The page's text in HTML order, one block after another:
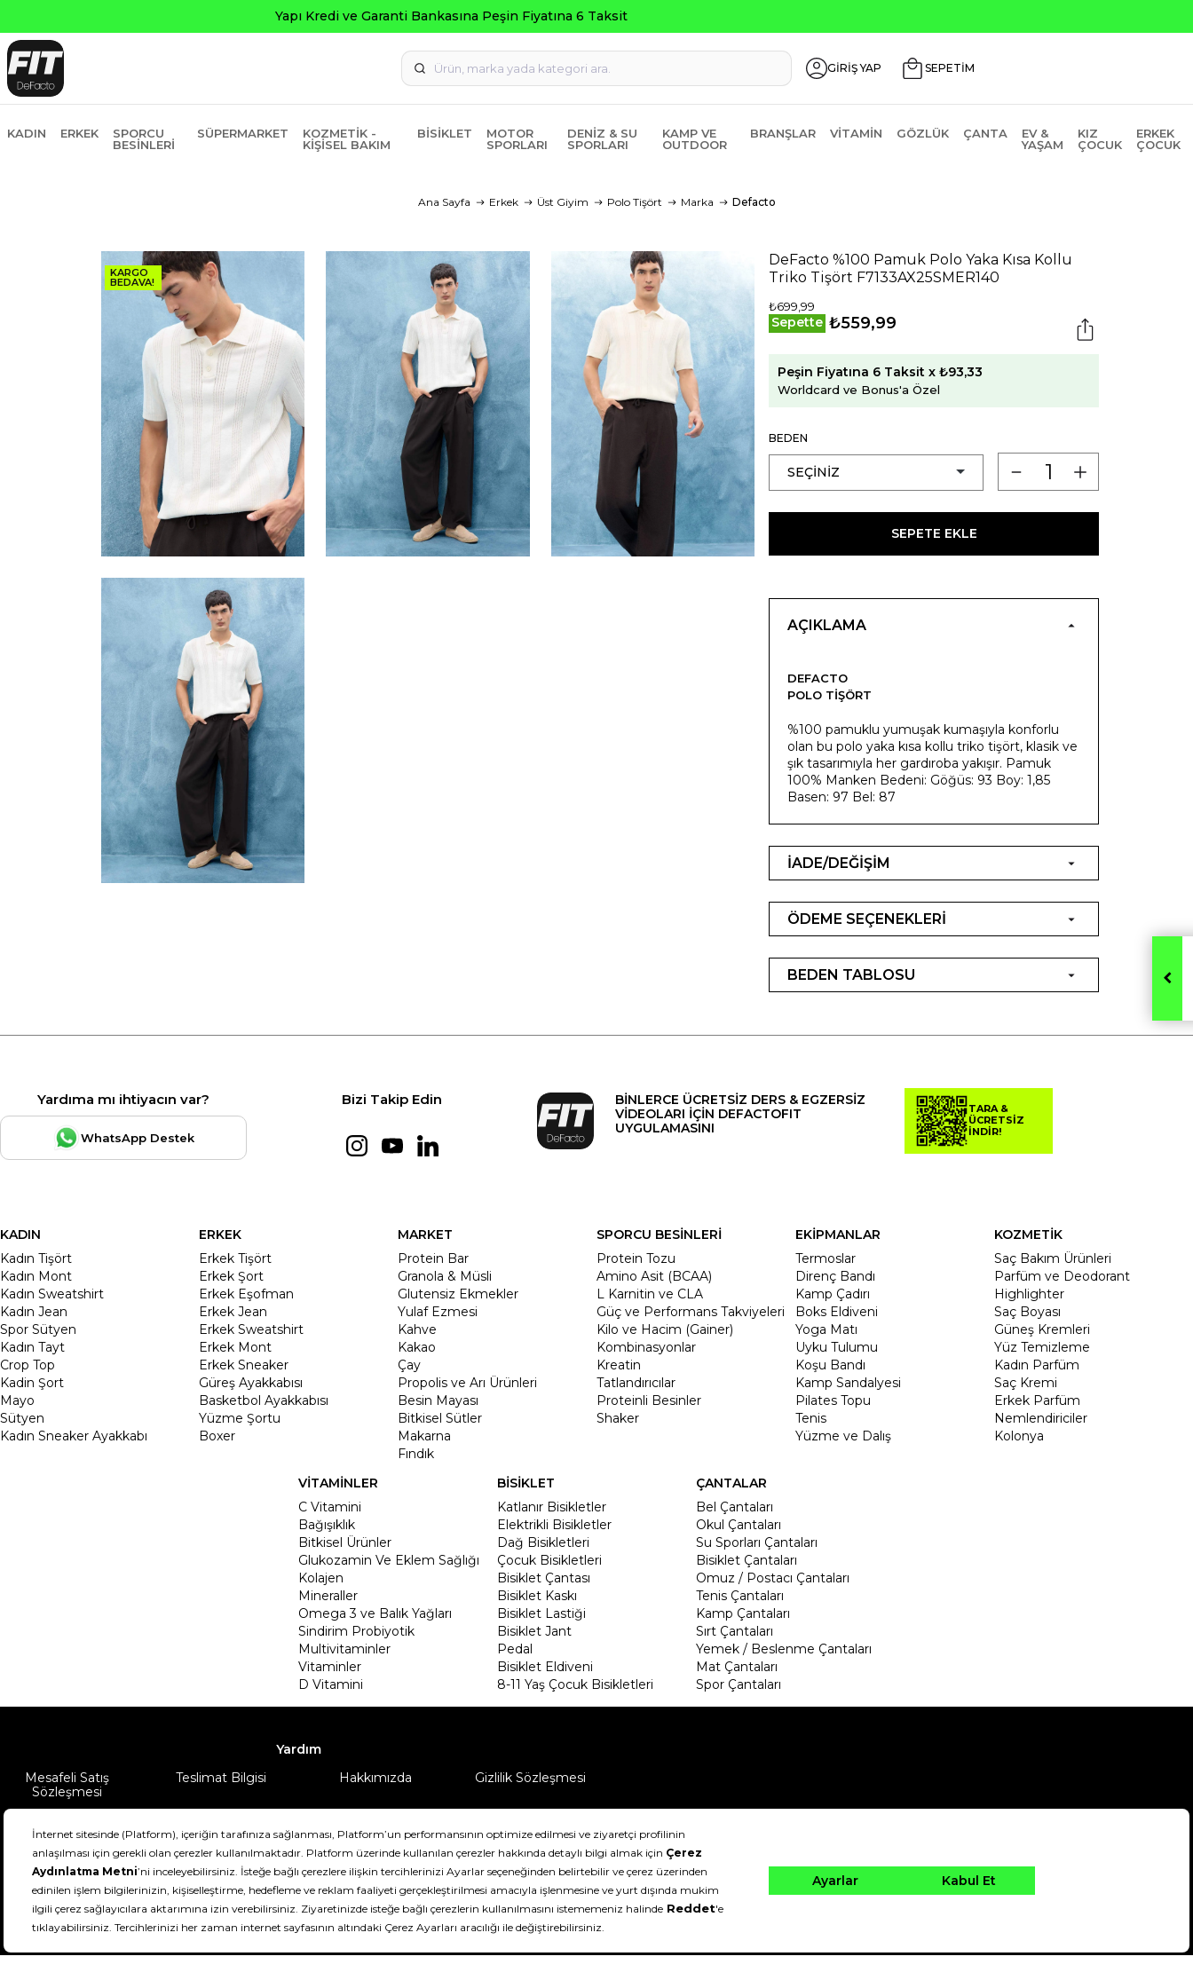
Seçili Ürünlerde ₺2000 Üzeri ₺200 İndirim Kodu: AGUSTOS200
GİRİŞ YAP SEPETİM
KADIN ERKEK
SPORCU
BESINLERI
SÜPERMARKET
KOZMETIK -
KIŞISEL BAKIM
BISIKLET
MOTOR
SPORLARI
DENIZ & SU
SPORLARI
KAMP VE
OUTDOOR
BRANŞLAR VITAMIN GÖZLÜK ÇANTA
EV &
YAŞAM
KIZ
ÇOCUK
ERKEK
ÇOCUK
Ana Sayfa Erkek Üst Giyim Polo Tişört Marka Defacto
KARGO
BEDAVA!
DeFacto %100 Pamuk Polo Yaka Kısa Kollu
Triko Tişört F7133AX25SMER140
₺699,99
Sepette ₺559,99
Peşin Fiyatına 6 Taksit x ₺93,33
Worldcard ve Bonus'a Özel
BEDEN
SEPETE EKLE
AÇIKLAMA
DEFACTO
POLO TIŞÖRT
%100 pamuklu yumuşak kumaşıyla konforlu
olan bu polo yaka kısa kollu triko tişört, klasik ve
şık tasarımıyla her gardıroba yakışır. Pamuk
100% Manken Bedeni: Göğüs: 93 Boy: 1,85
Basen: 97 Bel: 87
İADE/DEĞİŞİM
ÖDEME SEÇENEKLERİ
BEDEN TABLOSU
Yardıma mı ihtiyacın var?
WhatsApp Destek
Bizi Takip Edin
BİNLERCE ÜCRETSİZ DERS & EGZERSİZ
VİDEOLARI İÇİN DEFACTOFIT
UYGULAMASINI
TARA &
ÜCRETSİZ
İNDİR!
KADIN
Kadın Tişört
Kadın Mont
Kadın Sweatshirt
Kadın Jean
Spor Sütyen
Kadın Tayt
Crop Top
Kadin Şort
Mayo
Sütyen
Kadın Sneaker Ayakkabı
ERKEK
Erkek Tişört
Erkek Şort
Erkek Eşofman
Erkek Jean
Erkek Sweatshirt
Erkek Mont
Erkek Sneaker
Güreş Ayakkabısı
Basketbol Ayakkabısı
Yüzme Şortu
Boxer
MARKET
Protein Bar
Granola & Müsli
Glutensiz Ekmekler
Yulaf Ezmesi
Kahve
Kakao
Çay
Propolis ve Arı Ürünleri
Besin Mayası
Bitkisel Sütler
Makarna
Fındık
SPORCU BESİNLERİ
Protein Tozu
Amino Asit (BCAA)
L Karnitin ve CLA
Güç ve Performans Takviyeleri
Kilo ve Hacim (Gainer)
Kombinasyonlar
Kreatin
Tatlandırıcılar
Proteinli Besinler
Shaker
EKİPMANLAR
Termoslar
Direnç Bandı
Kamp Çadırı
Boks Eldiveni
Yoga Matı
Uyku Tulumu
Koşu Bandı
Kamp Sandalyesi
Pilates Topu
Tenis
Yüzme ve Dalış
KOZMETİK
Saç Bakım Ürünleri
Parfüm ve Deodorant
Highlighter
Saç Boyası
Güneş Kremleri
Yüz Temizleme
Kadın Parfüm
Saç Kremi
Erkek Parfüm
Nemlendiriciler
Kolonya
VİTAMİNLER
C Vitamini
Bağışıklık
Bitkisel Ürünler
Glukozamin Ve Eklem Sağlığı
Kolajen
Mineraller
Omega 3 ve Balık Yağları
Sindirim Probiyotik
Multivitaminler
Vitaminler
D Vitamini
BİSİKLET
Katlanır Bisikletler
Elektrikli Bisikletler
Dağ Bisikletleri
Çocuk Bisikletleri
Bisiklet Çantası
Bisiklet Kaskı
Bisiklet Lastiği
Bisiklet Jant
Pedal
Bisiklet Eldiveni
8-11 Yaş Çocuk Bisikletleri
ÇANTALAR
Bel Çantaları
Okul Çantaları
Su Sporları Çantaları
Bisiklet Çantaları
Omuz / Postacı Çantaları
Tenis Çantaları
Kamp Çantaları
Sırt Çantaları
Yemek / Beslenme Çantaları
Mat Çantaları
Spor Çantaları
Yardım
Mesafeli Satış
Sözleşmesi
Teslimat Bilgisi Hakkımızda Gizlilik Sözleşmesi
DeFactoFIT ©️ 2022-2026. Tüm hakları saklıdır.